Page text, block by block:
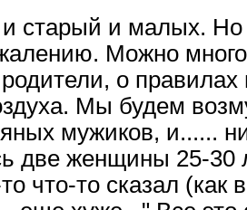
старый и малых.
Можно
о
Мы будем
мужиков, и......
две женщины 25-30
то что-то сказал